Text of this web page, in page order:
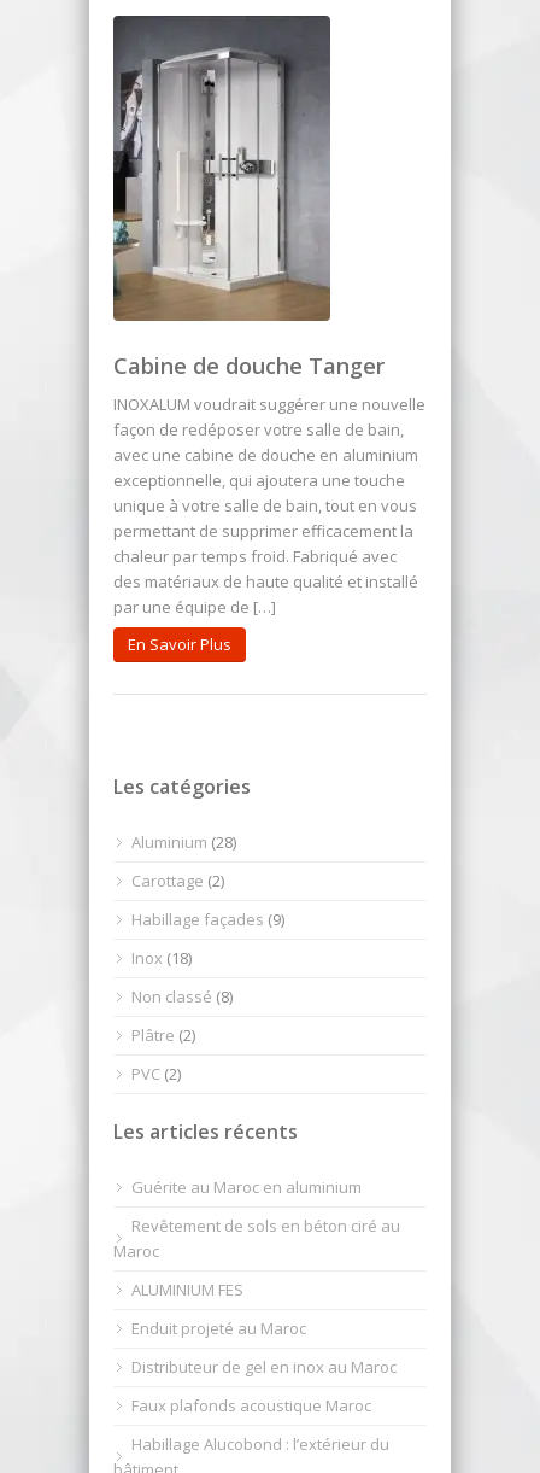
Cabine de douche Tanger
INOXALUM voudrait suggérer une nouvelle
façon de redéposer votre salle de bain,
avec une cabine de douche en aluminium
exceptionnelle, qui ajoutera une touche
unique à votre salle de bain, tout en vous
permettant de supprimer efficacement la
chaleur par temps froid. Fabriqué avec
des matériaux de haute qualité et installé
par une équipe de […]
En Savoir Plus
Les catégories
Aluminium (28)
Carottage (2)
Habillage façades (9)
Inox (18)
Non classé (8)
Plâtre (2)
PVC (2)
Les articles récents
Guérite au Maroc en aluminium
Revêtement de sols en béton ciré au
Maroc
ALUMINIUM FES
Enduit projeté au Maroc
Distributeur de gel en inox au Maroc
Faux plafonds acoustique Maroc
Habillage Alucobond : l’extérieur du